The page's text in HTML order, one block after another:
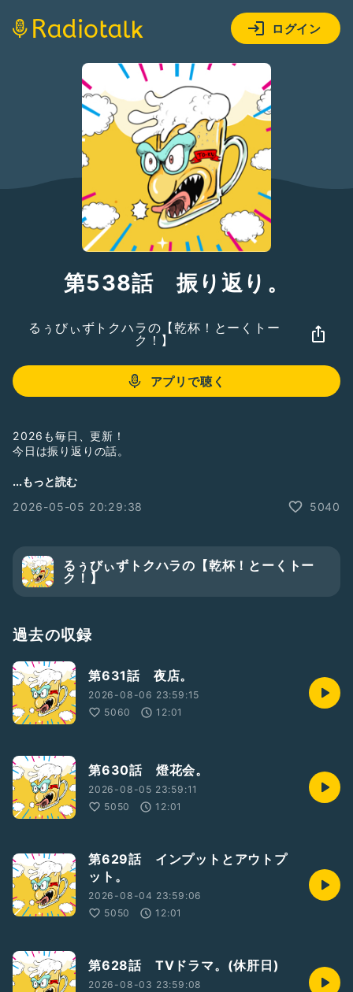
ログイン
第538話 振り返り。
るぅびぃずトクハラの【乾杯！とーくトー
ク！】
アプリで聴く
2026も毎日、更新！
今日は振り返りの話。
聞いてねー！
#振り返り
#絵心 #ガソリン #稼業 #ビール
...もっと読む
2026-05-05 20:29:38
5040
るぅびぃずトクハラの【乾杯！とーくトー
ク！】
過去の収録
第631話 夜店。
2026-08-06 23:59:15
5060
12:01
第630話 燈花会。
2026-08-05 23:59:11
5050
12:01
第629話 インプットとアウトプ
ット。
2026-08-04 23:59:06
5050
12:01
第628話 TVドラマ。(休肝日)
2026-08-03 23:59:08